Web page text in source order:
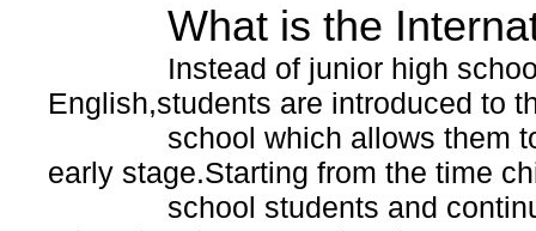
What is the
Instead of junior high school
English,students are introduced to
school which allows them to
early stage.Starting from the time
school students and